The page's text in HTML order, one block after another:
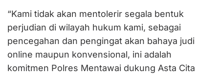
“Kami tidak akan mentolerir segala bentuk
perjudian di wilayah hukum kami, sebagai
pencegahan dan pengingat akan bahaya judi
online maupun konvensional, ini adalah
komitmen Polres Mentawai dukung Asta Cita